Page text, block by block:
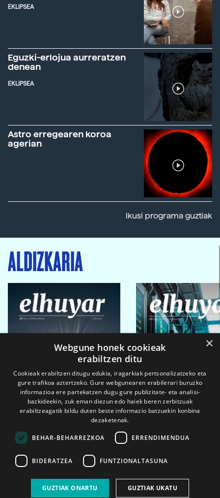
EKLIPSEA
Eguzki-erlojua aurreratzen
denean
EKLIPSEA
Astro erregearen koroa
agerian
Ikusi programa guztiak
ALDIZKARIA
2026ko eka. 1a 2026ko mar. 1a
×
Webgune honek cookieak
erabiltzen ditu
Cookieak erabiltzen ditugu edukia, iragarkiak pertsonalizatzeko eta
gure trafikoa aztertzeko. Gure webgunearen erabilerari buruzko
informazioa ere partekatzen dugu gure publizitate- eta analisi-
bazkideekin, zuk eman diezun edo haiek beren zerbitzuak
erabiltzeagatik bildu duten beste informazio batzuekin konbina
dezaketenak.
BEHAR-BEHARREZKOA ERRENDIMENDUA
BIDERATZEA FUNTZIONALTASUNA
GUZTIAK ONARTU GUZTIAK UKATU